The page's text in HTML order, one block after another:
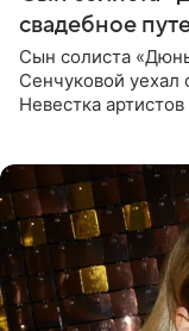
свадебное
Сын солиста
Сенчуковой уехал
Невестка